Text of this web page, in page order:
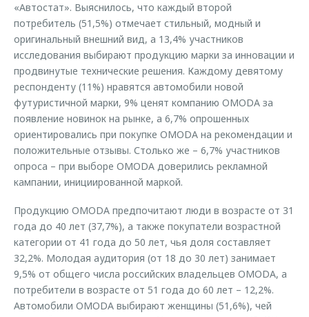
«Автостат». Выяснилось, что каждый второй
потребитель (51,5%) отмечает стильный, модный и
оригинальный внешний вид, а 13,4% участников
исследования выбирают продукцию марки за инновации и
продвинутые технические решения. Каждому девятому
респонденту (11%) нравятся автомобили новой
футуристичной марки, 9% ценят компанию OMODA за
появление новинок на рынке, а 6,7% опрошенных
ориентировались при покупке OMODA на рекомендации и
положительные отзывы. Столько же – 6,7% участников
опроса – при выборе OMODA доверились рекламной
кампании, инициированной маркой.
Продукцию OMODA предпочитают люди в возрасте от 31
года до 40 лет (37,7%), а также покупатели возрастной
категории от 41 года до 50 лет, чья доля составляет
32,2%. Молодая аудитория (от 18 до 30 лет) занимает
9,5% от общего числа российских владельцев OMODA, а
потребители в возрасте от 51 года до 60 лет – 12,2%.
Автомобили OMODA выбирают женщины (51,6%), чей